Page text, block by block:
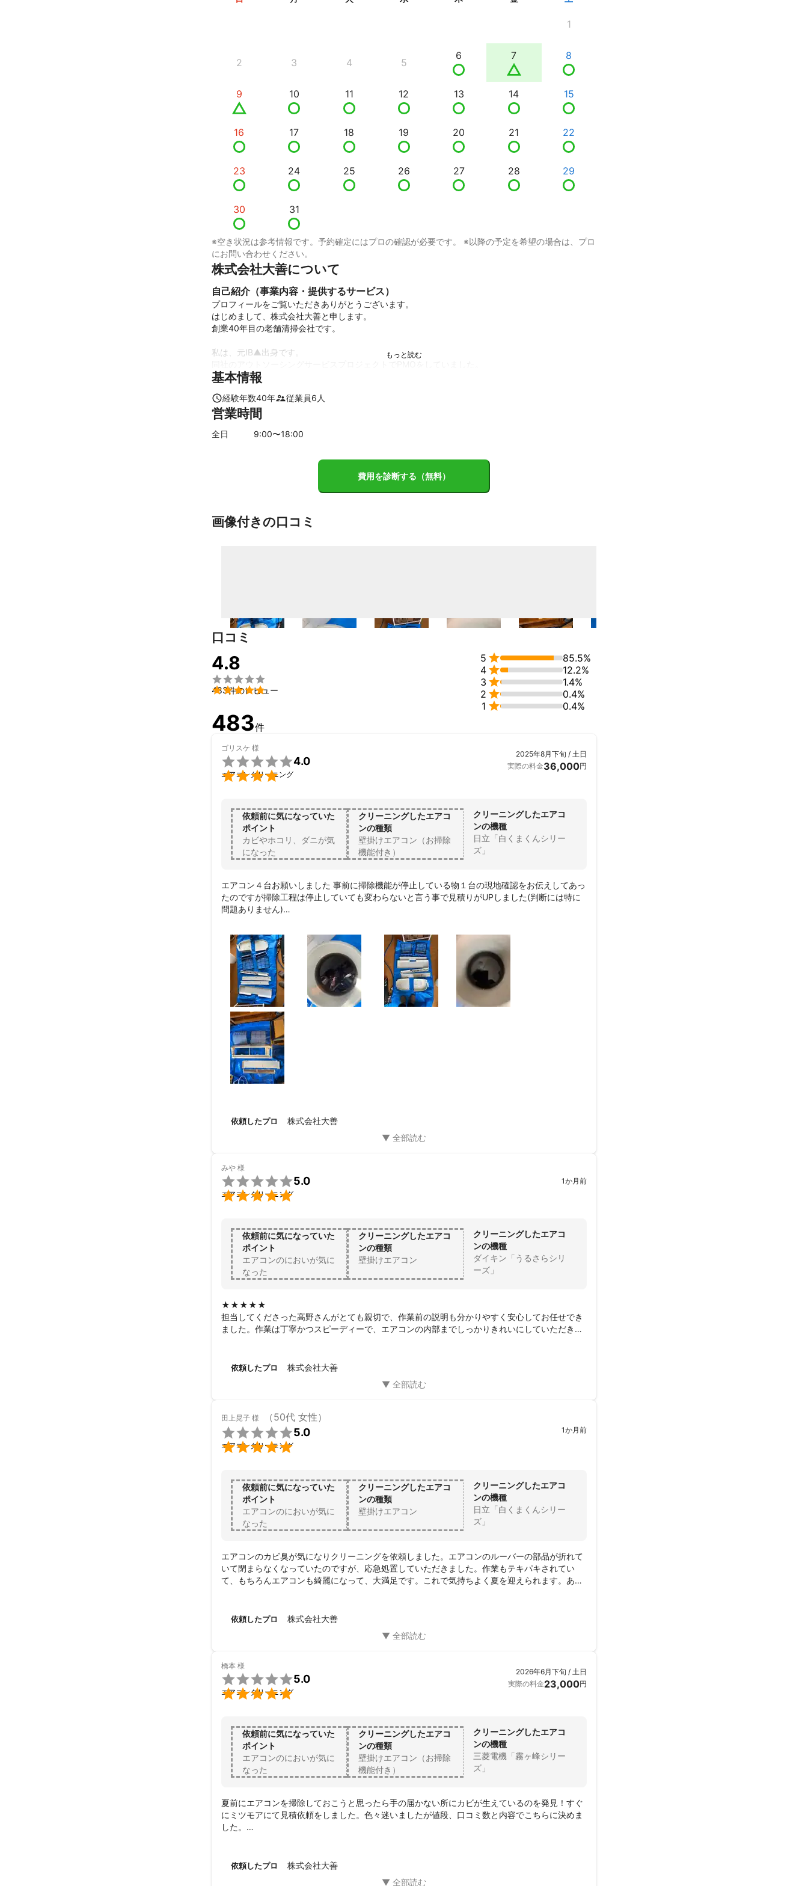
1
2 3 4 5
6 7 8
9 10 11 12 13 14 15
16 17 18 19 20 21 22
23 24 25 26 27 28 29
30 31
※空き状況は参考情報です。予約確定にはプロの確認が必要です。 ※以降の予定を希望の場合は、プロ
にお問い合わせください。
株式会社大善について
自己紹介（事業内容・提供するサービス）
プロフィールをご覧いただきありがとうございます。
はじめまして、株式会社大善と申します。
創業40年目の老舗清掃会社です。
私は、元IB▲出身です。
私は殆どの英文が読めますので、英語のお客様も安心して清掃サービスを
私は、先代から受け継いだ、創業39年の老舗の清掃会社を
基にビューティフルなクリーニング：家が全て綺麗に生まれ変わるビフォーアフター技法によってリ
エボリューションのためのノウハウを日々研究・実践しております。
お役に立てるよう、誠心誠意取り組みます。
これまでの実績
ークリーナーマシンと、同じくドイツ製専用薬剤を用いて「汚れをカプセル化して閉じ込め洗浄クリ
ーニング」しますので芯から綺麗になります!
アピールポイント
近年3年間の口コミ評価の平均値は、5点満点で4.70でございます、多くのお客様に喜ばれる清掃クリ
ーニングをお届けしております。
ぜひお試しになって下さい、宜しくお願いいたします!
基本情報
経験年数40年 従業員6 人
営業時間
全日 9:00〜18:00
費用を診断する（無料）
画像付きの口コミ
口コミ
4.8


483件のレビュー
5 
85.5%
4 
12.2%
3 
1.4%
2 
0.4%
1  0.4%
483件
ゴリスケ 様


4.0
エアコンクリーニング
2025年8月下旬 / 土日
実際の料金36,000円
依頼前に気になっていた
ポイント
カビやホコリ、ダニが気
になった
クリーニングしたエアコ
ンの種類
壁掛けエアコン（お掃除
機能付き）
クリーニングしたエアコ
ンの機種
日立「白くまくんシリー
ズ」
エアコン４台お願いしました 事前に掃除機能が停止している物１台の現地確認をお伝えしてあっ
たのですが掃除工程は停止していても変わらないと言う事で見積りがUPしました(判断には特に
問題ありません)
だき確認出来て汚さにびっくりと共にホッとしました 気になったのはスタッフさんが玄関で挨拶
された際にタバコ臭がしてうっとした事と依頼した大善さんの下請けの方が来られたのを最後に
名刺頂いた際にわかった事です(事前に明確な連絡が必要かもしれませんね)
依頼したプロ 株式会社大善
みや 様


5.0
エアコンクリーニング
1か月前
依頼前に気になっていた
ポイント
エアコンのにおいが気に
なった
クリーニングしたエアコ
ンの種類
壁掛けエアコン
クリーニングしたエアコ
ンの機種
ダイキン「うるさらシリ
ーズ」
★★★★★
担当してくださった高野さんがとても親切で、作業前の説明も分かりやすく安心してお任せでき
ました。作業は丁寧かつスピーディーで、エアコンの内部までしっかりきれいにしていただきま
り、お願いして本当によかったと思います。高野さんの対応も素晴らしく、ぜひまた次回もお願
依頼したプロ 株式会社大善
田上晃子 様 （50代 女性）


5.0
エアコンクリーニング
1か月前
依頼前に気になっていた
ポイント
エアコンのにおいが気に
なった
クリーニングしたエアコ
ンの種類
壁掛けエアコン
クリーニングしたエアコ
ンの機種
日立「白くまくんシリー
ズ」
エアコンのカビ臭が気になりクリーニングを依頼しました。エアコンのルーバーの部品が折れて
いて閉まらなくなっていたのですが、応急処置していただきました。作業もテキパキされてい
て、もちろんエアコンも綺麗になって、大満足です。これで気持ちよく夏を迎えられます。あり
依頼したプロ 株式会社大善
橋本 様


5.0
エアコンクリーニング
2026年6月下旬 / 土日
実際の料金23,000円
依頼前に気になっていた
ポイント
エアコンのにおいが気に
なった
クリーニングしたエアコ
ンの種類
壁掛けエアコン（お掃除
機能付き）
クリーニングしたエアコ
ンの機種
三菱電機「霧ヶ峰シリー
ズ」
夏前にエアコンを掃除しておこうと思ったら手の届かない所にカビが生えているのを発見！すぐ
にミツモアにて見積依頼をしました。色々迷いましたが値段、口コミ数と内容でこちらに決めま
した。
タカノさんが合うものがあるのでと新しくつけてくれました。お掃除だけでない所にも気配りし
依頼したプロ 株式会社大善